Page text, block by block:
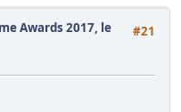
#21
Awards 2017, le